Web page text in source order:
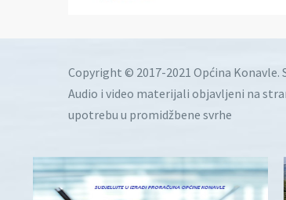
Copyright © 2017-2021 Općina Konavle.
Audio i video materijali objavljeni na
upotrebu u promidžbene svrhe